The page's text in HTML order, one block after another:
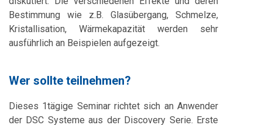
Bestimmung wie z.B. Glasübergang, Schmelze,
Kristallisation, Wärmekapazität werden sehr
ausführlich an Beispielen aufgezeigt.
Wer sollte teilnehmen?
Dieses 1tägige Seminar richtet sich an Anwender
der DSC Systeme aus der Discovery Serie. Erste